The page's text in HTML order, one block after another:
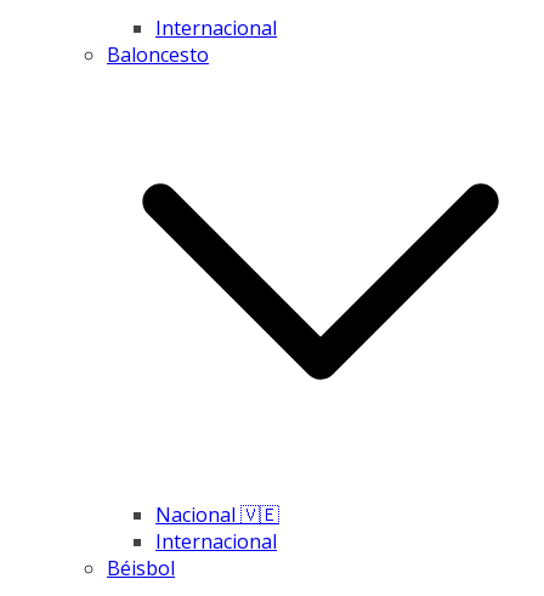
Internacional
Baloncesto
Nacional 🇻🇪
Internacional
Béisbol